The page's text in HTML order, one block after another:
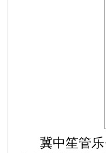
冀中笙管乐·